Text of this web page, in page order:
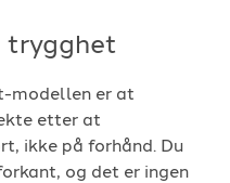
trygghet
modellen er at
etter at
ikke på forhånd. Du
og det er ingen